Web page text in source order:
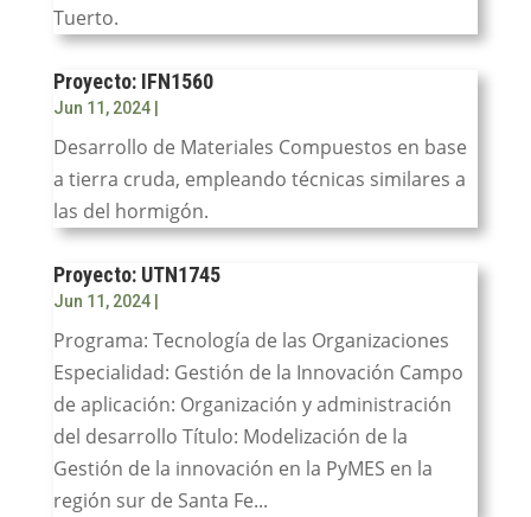
Tuerto.
Proyecto: IFN1560
Jun 11, 2024|
Desarrollo de Materiales Compuestos en base
a tierra cruda, empleando técnicas similares a
las del hormigón.
Proyecto: UTN1745
Jun 11, 2024|
Programa: Tecnología de las Organizaciones
Especialidad: Gestión de la Innovación Campo
de aplicación: Organización y administración
del desarrollo Título: Modelización de la
Gestión de la innovación en la PyMES en la
región sur de Santa Fe...